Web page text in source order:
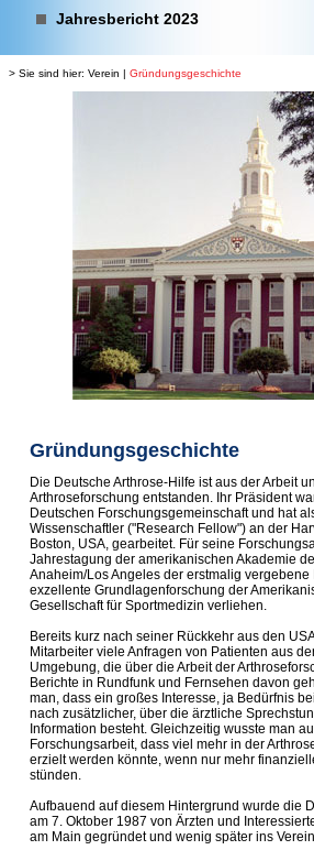
Jahresbericht 2023
> Sie sind hier: Verein | Gründungsgeschichte
Gründungsgeschichte
Die Deutsche Arthrose-Hilfe ist aus der Arbeit
Arthroseforschung entstanden. Ihr Präsident
Deutschen Forschungsgemeinschaft und hat
Wissenschaftler ("Research Fellow") an der
Boston, USA, gearbeitet. Für seine
Jahrestagung der amerikanischen Akademie
Anaheim/Los Angeles der erstmalig vergebene
exzellente Grund­lagenforschung der
Gesellschaft für Sportmedizin verliehen.
Bereits kurz nach seiner Rückkehr aus den
Mitarbeiter viele Anfragen von Patienten aus
Umgebung, die über die Arbeit der
Berichte in Rundfunk und Fernsehen davon
man, dass ein großes Interesse, ja Bedürfnis
nach zusätzlicher, über die ärztliche
Information be­steht. Gleichzeitig wusste man
Forschungsarbeit, dass viel mehr in der
erzielt werden könnte, wenn nur mehr
stünden.
Aufbauend auf diesem Hintergrund wurde die
am 7. Oktober 1987 von Ärzten und
am Main gegründet und wenig später ins